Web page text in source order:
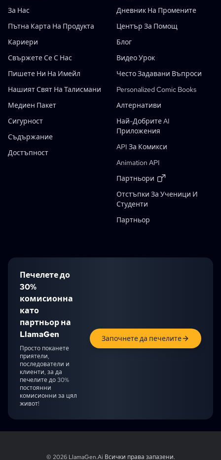
За Нас
Пътна Карта На Продукта
Кариери
Свържете Се С Нас
Пишете Ни На Имейл
Нашият Свят На Талисмани
Медиен Пакет
Сигурност
Съдържание
Достъпност
Дневник На Промените
Център За Помощ
Блог
Видео Урок
Често Задавани Въпроси
Personalized Comic Books
Алтернативи
Най-Добрите AI
Приложения
API За Комикси
Animation API
Партньори
Отстъпки За Ученици И
Студенти
Партньор
AI Писател На Истории
Снимка Към Аниме
AI Генератор На Сценарии За Манга
Черен-Бял Филтър За Изображения
AI Оцветяване На Манга
Създател На Манга
Преводач За Манга
Аниме Към Реален Живот
Генератор На Аниме Герои
Инструмент За Изрязване На Листове С Герои
Инструмент За Сегментиране На Панели На Комикси
AI Инструмент За Разделяне На Слоеве
Печелете до
30%
комисионна
като
партньор на
LlamaGen
Просто поканете
приятели,
последователи и
клиенти, за да
печелите до 30%
постоянни
комисионни за цял
живот!
Започнете да печелите
© 2026 LlamaGen.Ai Всички права запазени.